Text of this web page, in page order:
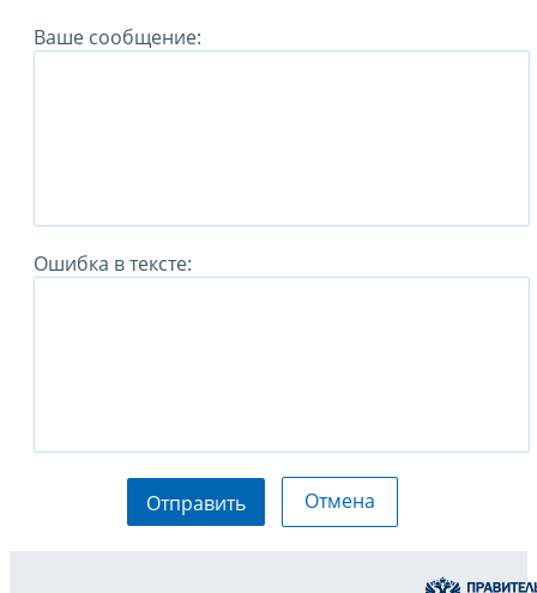
Ваше сообщение:
Ошибка в тексте:
Отправить Отмена